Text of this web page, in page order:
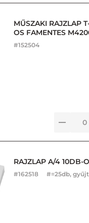
MŰSZAKI RAJZLAP
OS FAMENTES
#152504
RAJZLAP A/4 10DB-
#162518 #=25db,